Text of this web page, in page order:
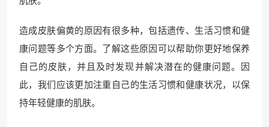
造成皮肤偏黄的原因有很多种，包括遗传、生活习惯和健
康问题等多个方面。了解这些原因可以帮助你更好地保养
自己的皮肤，并且及时发现并解决潜在的健康问题。因
此，我们应该更加注重自己的生活习惯和健康状况，以保
持年轻健康的肌肤。